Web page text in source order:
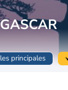
principales